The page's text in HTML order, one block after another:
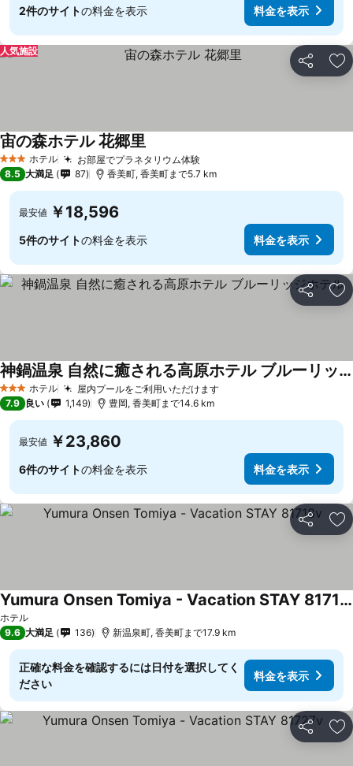
2件のサイトの料金を表示 料金を表示
シェア お
人気施設
3 ホテルのランク
ホテル お部屋でプラネタリウム体験
宙の森ホテル 花郷里
8.5 大満足 87 香美町, 香美町まで5.7 km
最安値 ￥18,596
5件のサイトの料金を表示 料金を表示
シェア お
3 ホテルのランク
ホテル 屋内プールをご利用いただけます
神鍋温泉 自然に癒される高原ホテル ブルーリッジホテル
7.9 良い 1,149 豊岡, 香美町まで14.6 km
最安値 ￥23,860
6件のサイトの料金を表示 料金を表示
シェア お
ホテル
Yumura Onsen Tomiya - Vacation STAY 81718v
9.6 大満足 136 新温泉町, 香美町まで17.9 km
正確な料金を確認するには日付を選択してく
ださい
料金を表示
シェア お